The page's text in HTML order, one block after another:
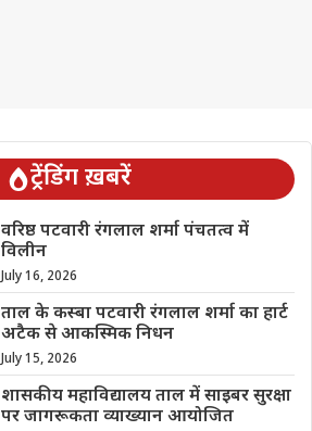
ट्रेंडिंग ख़बरें
वरिष्ठ पटवारी रंगलाल शर्मा पंचतत्व में
विलीन
July 16, 2026
ताल के कस्बा पटवारी रंगलाल शर्मा का हार्ट
अटैक से आकस्मिक निधन
July 15, 2026
शासकीय महाविद्यालय ताल में साइबर सुरक्षा
पर जागरूकता व्याख्यान आयोजित